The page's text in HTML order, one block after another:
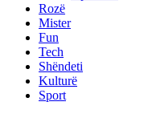
Rozë
Mister
Fun
Tech
Shëndeti
Kulturë
Sport